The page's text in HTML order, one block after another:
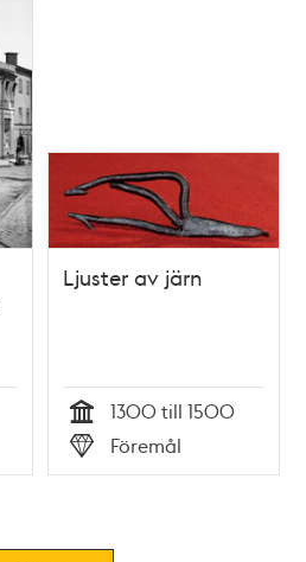
Ljuster av järn
Tid
1300 till 1500
Typ
Föremål